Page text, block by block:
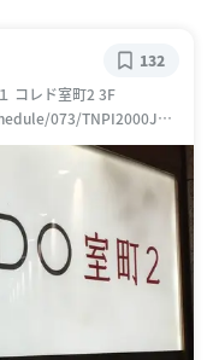
コレド室町2 3F
073/TNPI2000J01.
132